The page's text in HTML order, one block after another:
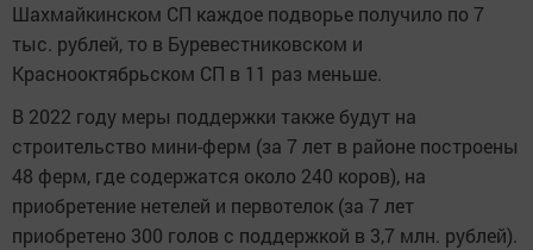
Шахмайкинском СП каждое подворье получило по 7
тыс. рублей, то в Буревестниковском и
Краснооктябрьском СП в 11 раз меньше.
В 2022 году меры поддержки также будут на
строительство мини-ферм (за 7 лет в районе построены
48 ферм, где содержатся около 240 коров), на
приобретение нетелей и первотелок (за 7 лет
приобретено 300 голов с поддержкой в 3,7 млн. рублей).